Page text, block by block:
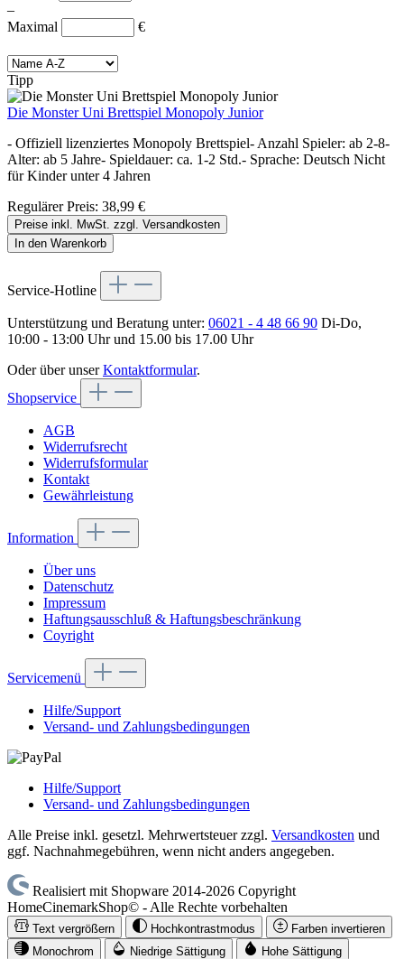
–
Maximal
€
Tipp
Die Monster Uni Brettspiel Monopoly Junior
- Offiziell lizenziertes Monopoly Brettspiel- Anzahl Spieler: ab 2-8-
Alter: ab 5 Jahre- Spieldauer: ca. 1-2 Std.- Sprache: Deutsch Nicht
für Kinder unter 4 Jahren
Regulärer Preis: 38,99 €
Preise inkl. MwSt. zzgl. Versandkosten
In den Warenkorb
Service-Hotline
Unterstützung und Beratung unter: 06021 - 4 48 66 90 Di-Do,
10:00 - 13:00 Uhr und 15.00 bis 17.00 Uhr
Oder über unserKontaktformular.
Shopservice
AGB
Widerrufsrecht
Widerrufsformular
Kontakt
Gewährleistung
Information
Über uns
Datenschutz
Impressum
Haftungsausschluß & Haftungsbeschränkung
Coyright
Servicemenü
Hilfe/Support
Versand- und Zahlungsbedingungen
Hilfe/Support
Versand- und Zahlungsbedingungen
Alle Preise inkl. gesetzl. Mehrwertsteuer zzgl. Versandkosten und
ggf. Nachnahmegebühren, wenn nicht anders angegeben.
Realisiert mit Shopware 2014-2026 Copyright
HomeCinemarkShop© - Alle Rechte vorbehalten
Text vergrößern Hochkontrastmodus
Farben invertieren
Monochrom
Niedrige Sättigung Hohe Sättigung